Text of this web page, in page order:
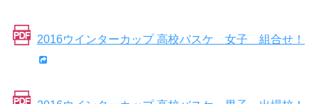
2016ウインターカップ 高校バスケ 女子 組合せ！